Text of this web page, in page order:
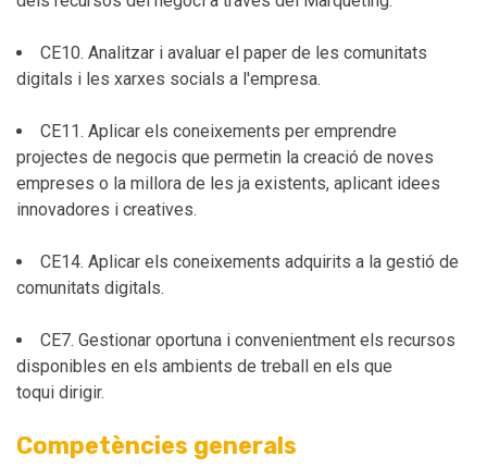
CE10. Analitzar i avaluar el paper de les comunitats
digitals i les xarxes socials a l'empresa.
CE11. Aplicar els coneixements per emprendre
projectes de negocis que permetin la creació de noves
empreses o la millora de les ja existents, aplicant idees
innovadores i creatives.
CE14. Aplicar els coneixements adquirits a la gestió de
comunitats digitals.
CE7. Gestionar oportuna i convenientment els recursos
disponibles en els ambients de treball en els que
toqui dirigir.
Competències generals